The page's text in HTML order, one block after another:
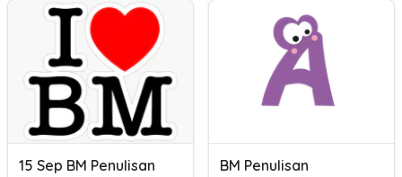
15 Sep BM Penulisan BM Penulisan